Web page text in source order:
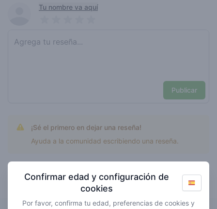
Recent reviewsTu nombre va aquí
Publicar
¡Sé el primero en dejar una reseña!
Ayuda a la comunidad escribiendo una reseña.
Confirmar edad y configuración de
cookies
Por favor, confirma tu edad, preferencias de cookies y